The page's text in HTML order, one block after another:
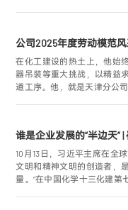
公司2025年度劳动模范
在化工建设的热土上，他始
器吊装等重大挑战，以精益
道工序。他，就是天津分公
10月13日，习近平主席在全
文明和精神文明的创造者，
量。”在中国化学十三化建第